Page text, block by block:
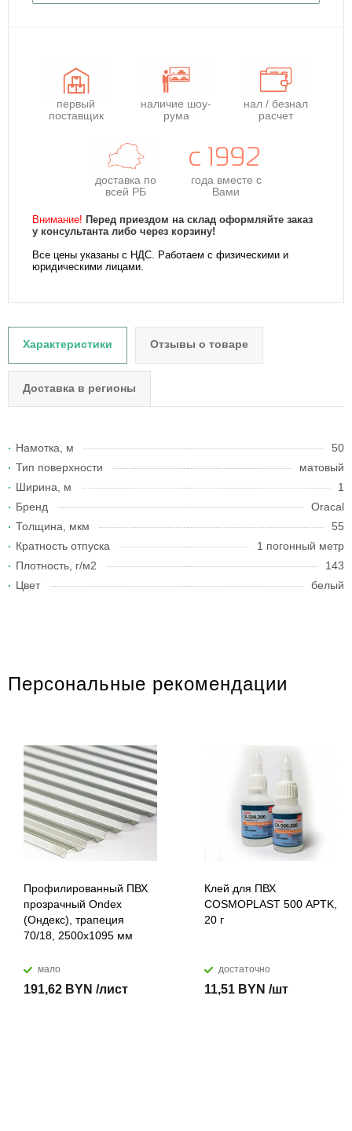
первый
поставщик
наличие шоу-
рума
нал / безнал
расчет
доставка по
всей РБ
года вместе с
Вами
Внимание! Перед приездом на склад оформляйте заказ
у консультанта либо через корзину!
Все цены указаны с НДС. Работаем с физическими и
юридическими лицами.
Характеристики Отзывы о товаре
Доставка в регионы
Намотка, м
50
Тип поверхности
матовый
Ширина, м
1
Бренд
Oracal
Толщина, мкм
55
Кратность отпуска
1 погонный метр
Плотность, г/м2
143
Цвет
белый
Персональные рекомендации
Профилированный ПВХ
прозрачный Ondex
(Ондекс), трапеция
70/18, 2500х1095 мм
мало
191,62 BYN /лист
Клей для ПВХ
COSMOPLAST 500 APTK,
20 г
достаточно
11,51 BYN /шт